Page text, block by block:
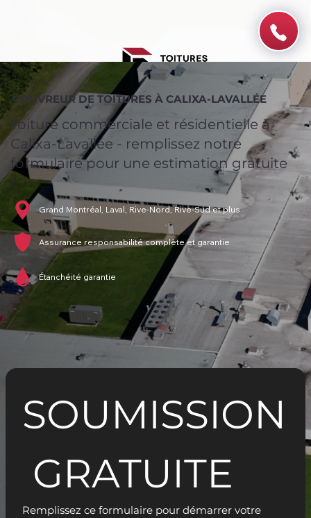
COUVREUR DE TOITURES À CALIXA-LAVALLÉE
Toiture commerciale et résidentielle à
Calixa-Lavallée - remplissez notre
formulaire pour une estimation gratuite
!
Grand Montréal, Laval, Rive-Nord, Rive-Sud et plus
Assurance responsabilité complète et garantie
Étanchéité garantie
SOUMISSION
GRATUITE
Remplissez ce formulaire pour démarrer votre